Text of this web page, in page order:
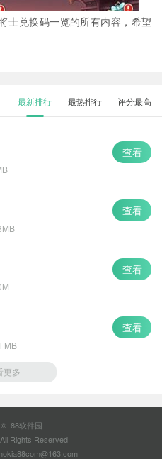
士兑换码一览的所有内容，希望
最新排行 最热排行 评分最高
查看
查看
查看
MB
查看
更多
88软件园
Rights Reserved